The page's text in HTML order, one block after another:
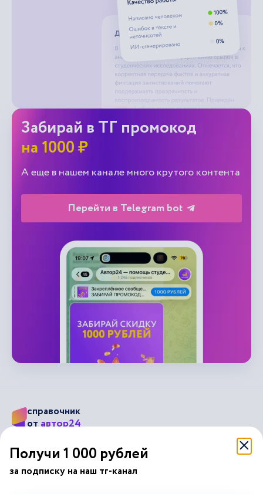
Забирай в ТГ промокод
на 1000 ₽
А еще в нашем канале много крутого контента
Перейти в Telegram bot
справочник
отавтор24
Подписывайся на наши соц. сети
Получи 1 000 рублей
за подписку на наш тг-канал